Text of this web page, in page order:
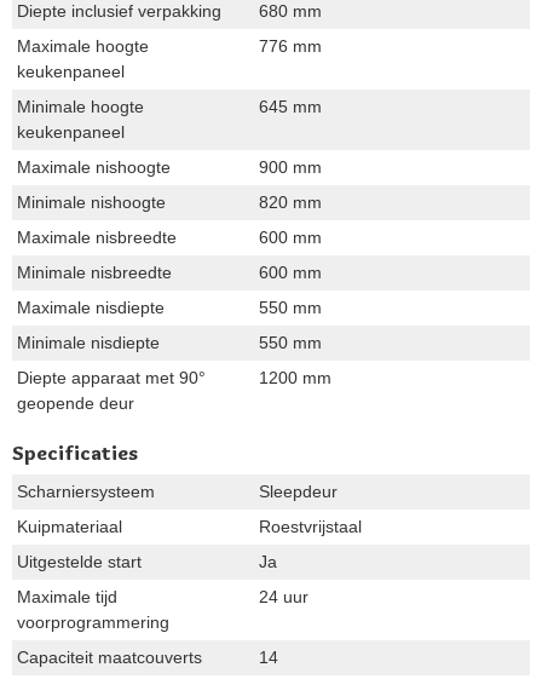
Diepte inclusief verpakking
680 mm
Maximale hoogte
keukenpaneel
776 mm
Minimale hoogte
keukenpaneel
645 mm
Maximale nishoogte
900 mm
Minimale nishoogte
820 mm
Maximale nisbreedte
600 mm
Minimale nisbreedte
600 mm
Maximale nisdiepte
550 mm
Minimale nisdiepte
550 mm
Diepte apparaat met 90°
geopende deur
1200 mm
Specificaties
Scharniersysteem
Sleepdeur
Kuipmateriaal
Roestvrijstaal
Uitgestelde start
Ja
Maximale tijd
voorprogrammering
24 uur
Capaciteit maatcouverts
14